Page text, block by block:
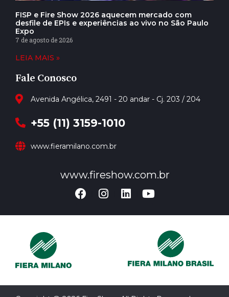
FISP e Fire Show 2026 aquecem mercado com
desfile de EPIs e experiências ao vivo no São Paulo
Expo
7 de agosto de 2026
LEIA MAIS »
Fale Conosco
Avenida Angélica, 2491 - 20 andar - Cj. 203 / 204
+55 (11) 3159-1010
www.fieramilano.com.br
www.fireshow.com.br